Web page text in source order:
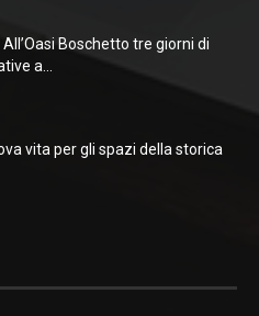
Boschetto tre giorni di
a...
vita per gli spazi della storica